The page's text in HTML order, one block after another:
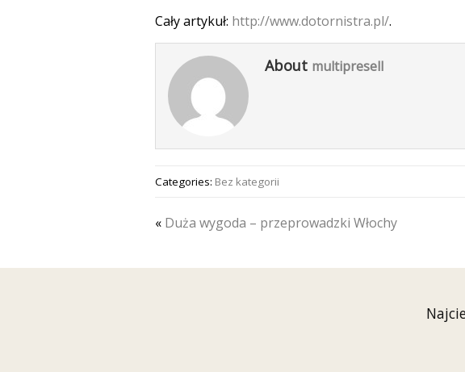
Cały artykuł: http://www.dotornistra.pl/.
About multipresell
Categories: Bez kategorii
« Duża wygoda – przeprowadzki Włochy